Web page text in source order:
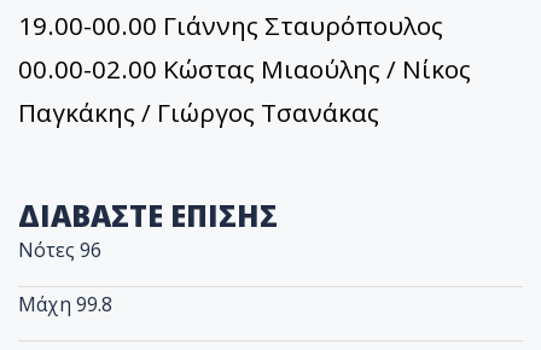
19.00-00.00 Γιάννης Σταυρόπουλος
00.00-02.00 Κώστας Μιαούλης / Νίκος
Παγκάκης / Γιώργος Τσανάκας
ΔΙΑΒΑΣΤΕ ΕΠΙΣΗΣ
Νότες 96
Μάχη 99.8